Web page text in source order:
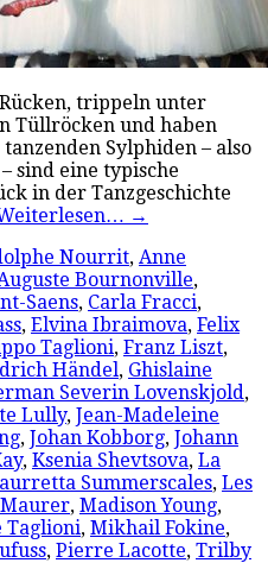
trippeln unter
Tüllröcken und haben
Sylphiden – also
sind eine typische
in der Tanzgeschichte
→
Nourrit, Anne
Bournonville,
Saens, Carla Fracci,
, Elvina Ibraimova, Felix
Taglioni, Franz Liszt,
Händel, Ghislaine
Severin Lovenskjold,
Lully, Jean-Madeleine
, Johan Kobborg, Johann
, Ksenia Shevtsova, La
Summerscales, Les
, Madison Young,
Taglioni, Mikhail Fokine,
, Pierre Lacotte, Trilby